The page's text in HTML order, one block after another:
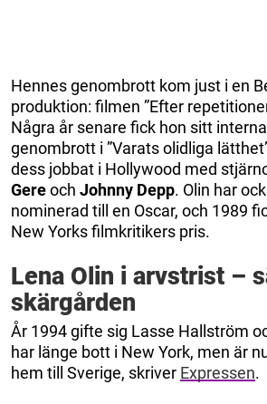
Hennes genombrott kom just i en
produktion: filmen ”Efter
Några år senare fick hon sitt
genombrott i ”Varats olidliga
dess jobbat i Hollywood med
Gereoch Johnny Depp. Olin har
nominerad till en Oscar, och 1989
New Yorks filmkritikers pris.
Lena Olin i arvstrist –
skärgården
År 1994 gifte sig Lasse Hallström
har länge bott i New York, men är
hem till Sverige, skriver Expressen.